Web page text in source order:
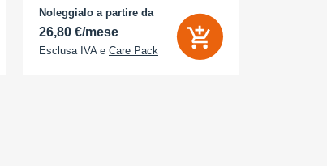
- Memoria Interna (ROM): 512 GB -
Espandibile fino a: 0 GB - Dual Sim: Sì
Noleggialo a partire da
26,80 €/mese
Esclusa IVA e Care Pack